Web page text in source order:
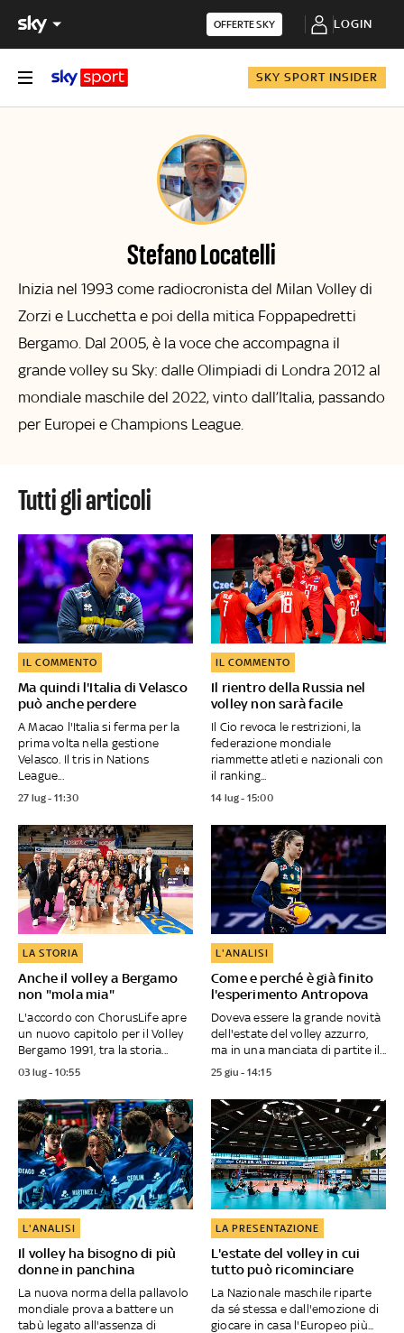
OFFERTE SKY LOGIN
SKY SPORT INSIDER
Stefano Locatelli
Inizia nel 1993 come radiocronista del Milan Volley di
Zorzi e Lucchetta e poi della mitica Foppapedretti
Bergamo. Dal 2005, è la voce che accompagna il
grande volley su Sky: dalle Olimpiadi di Londra 2012 al
mondiale maschile del 2022, vinto dall’Italia, passando
per Europei e Champions League.
tutti gli articoli
Ma quindi l'Italia di Velasco
può anche perdere
IL COMMENTO
A Macao l'Italia si ferma per la
prima volta nella gestione
Velasco. Il tris in Nations
League...
27 lug - 11:30
Il rientro della Russia nel
volley non sarà facile
IL COMMENTO
Il Cio revoca le restrizioni, la
federazione mondiale
riammette atleti e nazionali con
il ranking...
14 lug - 15:00
Anche il volley a Bergamo
non "mola mia"
LA STORIA
L'accordo con ChorusLife apre
un nuovo capitolo per il Volley
Bergamo 1991, tra la storia...
03 lug - 10:55
Come e perché è già finito
l'esperimento Antropova
L'ANALISI
Doveva essere la grande novità
dell'estate del volley azzurro,
ma in una manciata di partite il...
25 giu - 14:15
Il volley ha bisogno di più
donne in panchina
L'ANALISI
La nuova norma della pallavolo
mondiale prova a battere un
tabù legato all'assenza di
L'estate del volley in cui
tutto può ricominciare
LA PRESENTAZIONE
La Nazionale maschile riparte
da sé stessa e dall'emozione di
giocare in casa l'Europeo più...